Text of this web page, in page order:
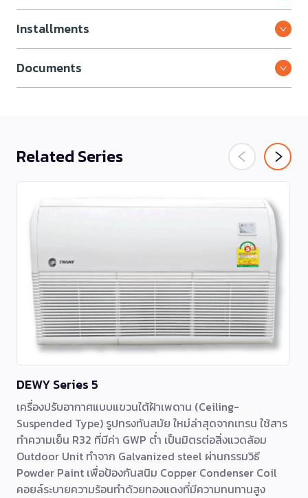
Installments
Documents
Related Series
DEWY Series 5
เครื่องปรับอากาศแบบแขวนใต้ฝ้าเพดาน (Ceiling-
Suspended Type) รูปทรงทันสมัย ใหม่ล่าสุดจากเทรน ใช้สาร
ทำความเย็น R32 ที่มีค่า GWP ต่ำ เป็นมิตรต่อสิ่งแวดล้อม
Outdoor Unit ทำจาก Galvanized steel ผ่านกรรมวิธี
Powder Paint เพื่อป้องกันสนิม Copper Condenser Coil
คอยล์ระบายความร้อนทำด้วยทองแดงที่มีความทนทานสูง